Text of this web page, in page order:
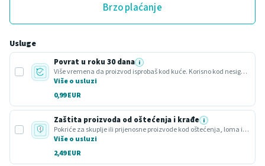
Brzo plaćanje
Usluge
Povrat u roku 30 dana i
Više vremena da proizvod isprobaš kod kuće. Korisno kod nesigurnog odabira ili poklona.
Više o usluzi
0,99 EUR
Zaštita proizvoda od oštećenja i krađe i
Pokriće za skuplje ili prijenosne proizvode kod oštećenja, loma ili krađe.
Više o usluzi
2,49 EUR